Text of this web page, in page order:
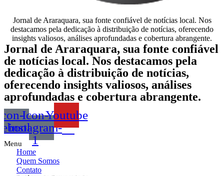
Jornal de Araraquara, sua fonte confiável de notícias local. Nos
destacamos pela dedicação à distribuição de notícias, oferecendo
insights valiosos, análises aprofundadas e cobertura abrangente.
Jornal de Araraquara, sua fonte confiável
de notícias local. Nos destacamos pela
dedicação à distribuição de notícias,
oferecendo insights valiosos, análises
aprofundadas e cobertura abrangente.
Icon-
instagram-
1
Youtube
Menu
Home
Quem Somos
Contato